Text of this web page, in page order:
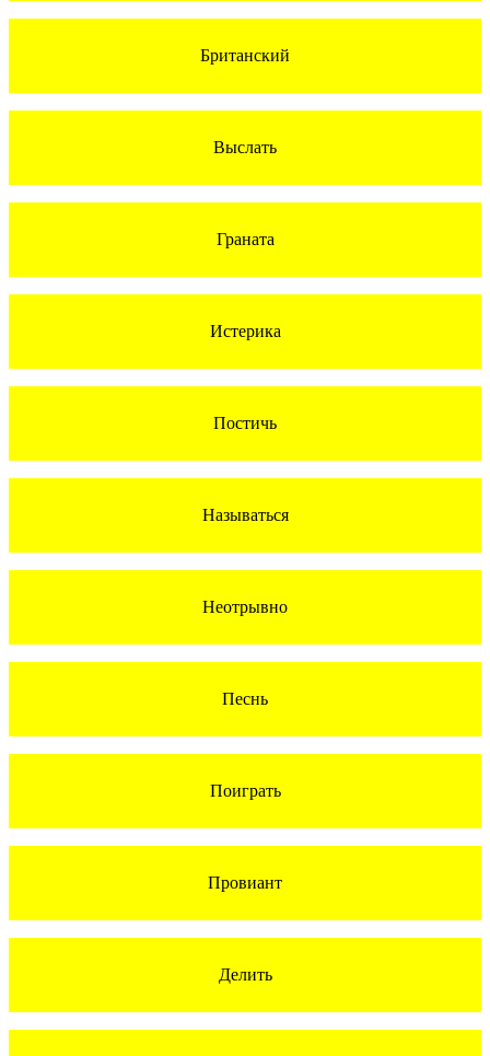
Британский
Выслать
Граната
Истерика
Постичь
Называться
Неотрывно
Песнь
Поиграть
Провиант
Делить